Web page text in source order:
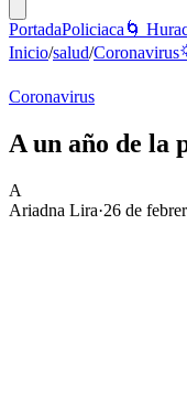
PortadaPoliciaca 🌀
Inicio/salud/Coronavirus
Coronavirus
A un año de la
A
Ariadna Lira·26 de